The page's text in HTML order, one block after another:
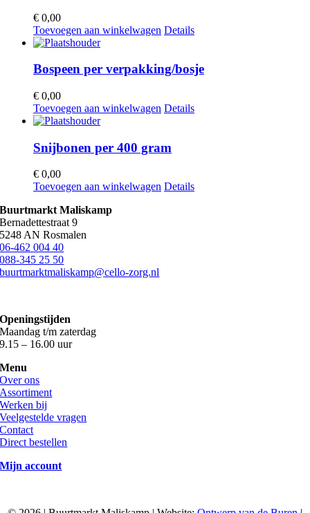
€ 0,00
Toevoegen aan winkelwagen Details
Bospeen per verpakking/bosje
€ 0,00
Toevoegen aan winkelwagen Details
Snijbonen per 400 gram
€ 0,00
Toevoegen aan winkelwagen Details
Buurtmarkt Maliskamp
Bernadettestraat 9
5248 AN Rosmalen
06-462 004 40
088-345 25 50
buurtmarktmaliskamp@cello-zorg.nl
Openingstijden
Maandag t/m zaterdag
9.15 – 16.00 uur
Menu
Over ons
Assortiment
Werken bij
Veelgestelde vragen
Contact
Direct bestellen
Mijn account